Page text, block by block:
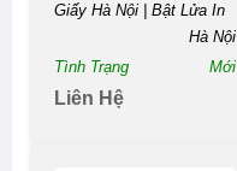
Giấy Hà Nội | Bật Lửa In
Hà Nội
Tình Trạng
Mới
Liên Hệ